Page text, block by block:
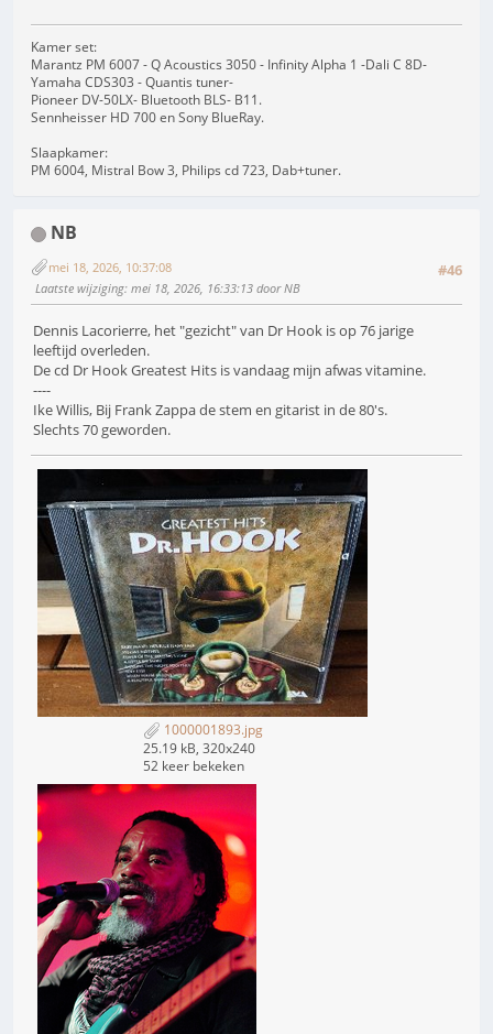
Kamer set:
Marantz PM 6007 - Q Acoustics 3050 - Infinity Alpha 1 -Dali C 8D-
Yamaha CDS303 - Quantis tuner-
Pioneer DV-50LX- Bluetooth BLS- B11.
Sennheisser HD 700 en Sony BlueRay.
Slaapkamer:
PM 6004, Mistral Bow 3, Philips cd 723, Dab+tuner.
NB
#46
mei 18, 2026, 10:37:08
Laatste wijziging: mei 18, 2026, 16:33:13 door NB
Dennis Lacorierre, het "gezicht" van Dr Hook is op 76 jarige
leeftijd overleden.
De cd Dr Hook Greatest Hits is vandaag mijn afwas vitamine.
----
Ike Willis, Bij Frank Zappa de stem en gitarist in de 80's.
Slechts 70 geworden.
1000001893.jpg
25.19 kB, 320x240
52 keer bekeken